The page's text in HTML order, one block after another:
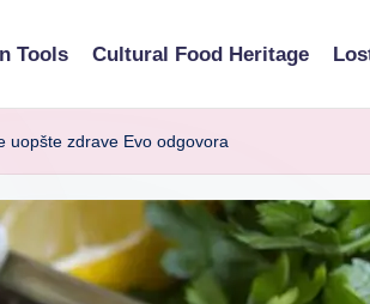
Tools Cultural Food Heritage
uopšte zdrave Evo odgovora